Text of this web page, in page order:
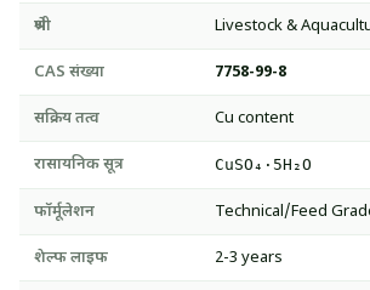
श्रेणी Livestock &
CAS संख्या 7758-99-8
सक्रिय तत्व Cu content
रासायनिक सूत्र CuSO₄·5H₂O
फॉर्मूलेशन Technical/Feed
शेल्फ लाइफ 2-3 years